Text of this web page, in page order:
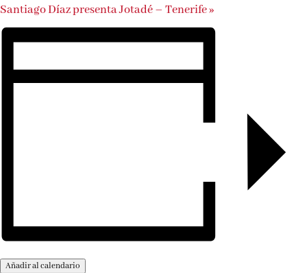
Santiago Díaz presenta Jotadé – Tenerife»
Añadir al calendario